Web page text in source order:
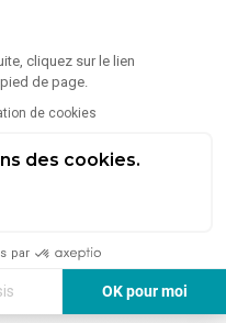
cliquez sur le lien
de page.
de cookies
des cookies.
par
OK pour moi
réactif et professionnel
totalement